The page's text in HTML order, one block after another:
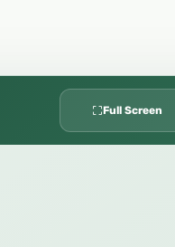
Full Screen